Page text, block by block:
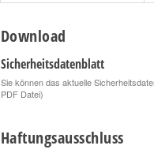
Download
Sicherheitsdatenblatt
Sie können das aktuelle
PDF Datei)
Haftungsausschluss